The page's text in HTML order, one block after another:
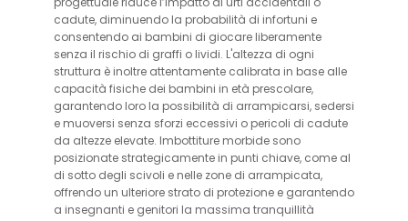
cadute, diminuendo la probabilità di infortuni e
consentendo ai bambini di giocare liberamente
senza il rischio di graffi o lividi. L'altezza di ogni
struttura è inoltre attentamente calibrata in base alle
capacità fisiche dei bambini in età prescolare,
garantendo loro la possibilità di arrampicarsi, sedersi
e muoversi senza sforzi eccessivi o pericoli di cadute
da altezze elevate. Imbottiture morbide sono
posizionate strategicamente in punti chiave, come al
di sotto degli scivoli e nelle zone di arrampicata,
offrendo un ulteriore strato di protezione e garantendo
a insegnanti e genitori la massima tranquillità